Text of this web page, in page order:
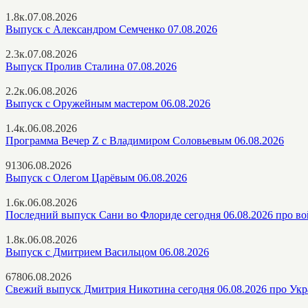
1.8к.07.08.2026
Выпуск с Александром Семченко 07.08.2026
2.3к.07.08.2026
Выпуск Пролив Сталина 07.08.2026
2.2к.06.08.2026
Выпуск с Оружейным мастером 06.08.2026
1.4к.06.08.2026
Программа Вечер Z с Владимиром Соловьевым 06.08.2026
91306.08.2026
Выпуск с Олегом Царёвым 06.08.2026
1.6к.06.08.2026
Последний выпуск Сани во Флориде сегодня 06.08.2026 про
1.8к.06.08.2026
Выпуск с Дмитрием Васильцом 06.08.2026
67806.08.2026
Свежий выпуск Дмитрия Никотина сегодня 06.08.2026 про